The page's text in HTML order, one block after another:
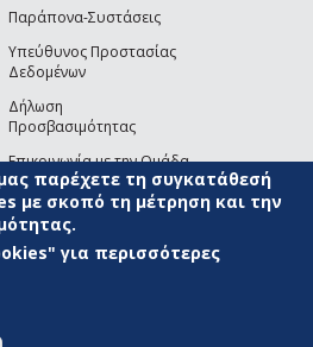
Παράπονα-Συστάσεις
Υπεύθυνος Προστασίας
Δεδομένων
Δήλωση
Προσβασιμότητας
Επικοινωνία με την Ομάδα
Ανάπτυξης του site(link sends e-mail)
ΧΡΗΣΗΣ
παρέχετε τη συγκατάθεσή
με σκοπό τη μέτρηση και την
για περισσότερες